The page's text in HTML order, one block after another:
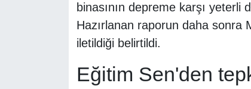
binasının depreme karşı yeterli
Hazırlanan raporun daha sonra
iletildiği belirtildi.
Eğitim Sen'den